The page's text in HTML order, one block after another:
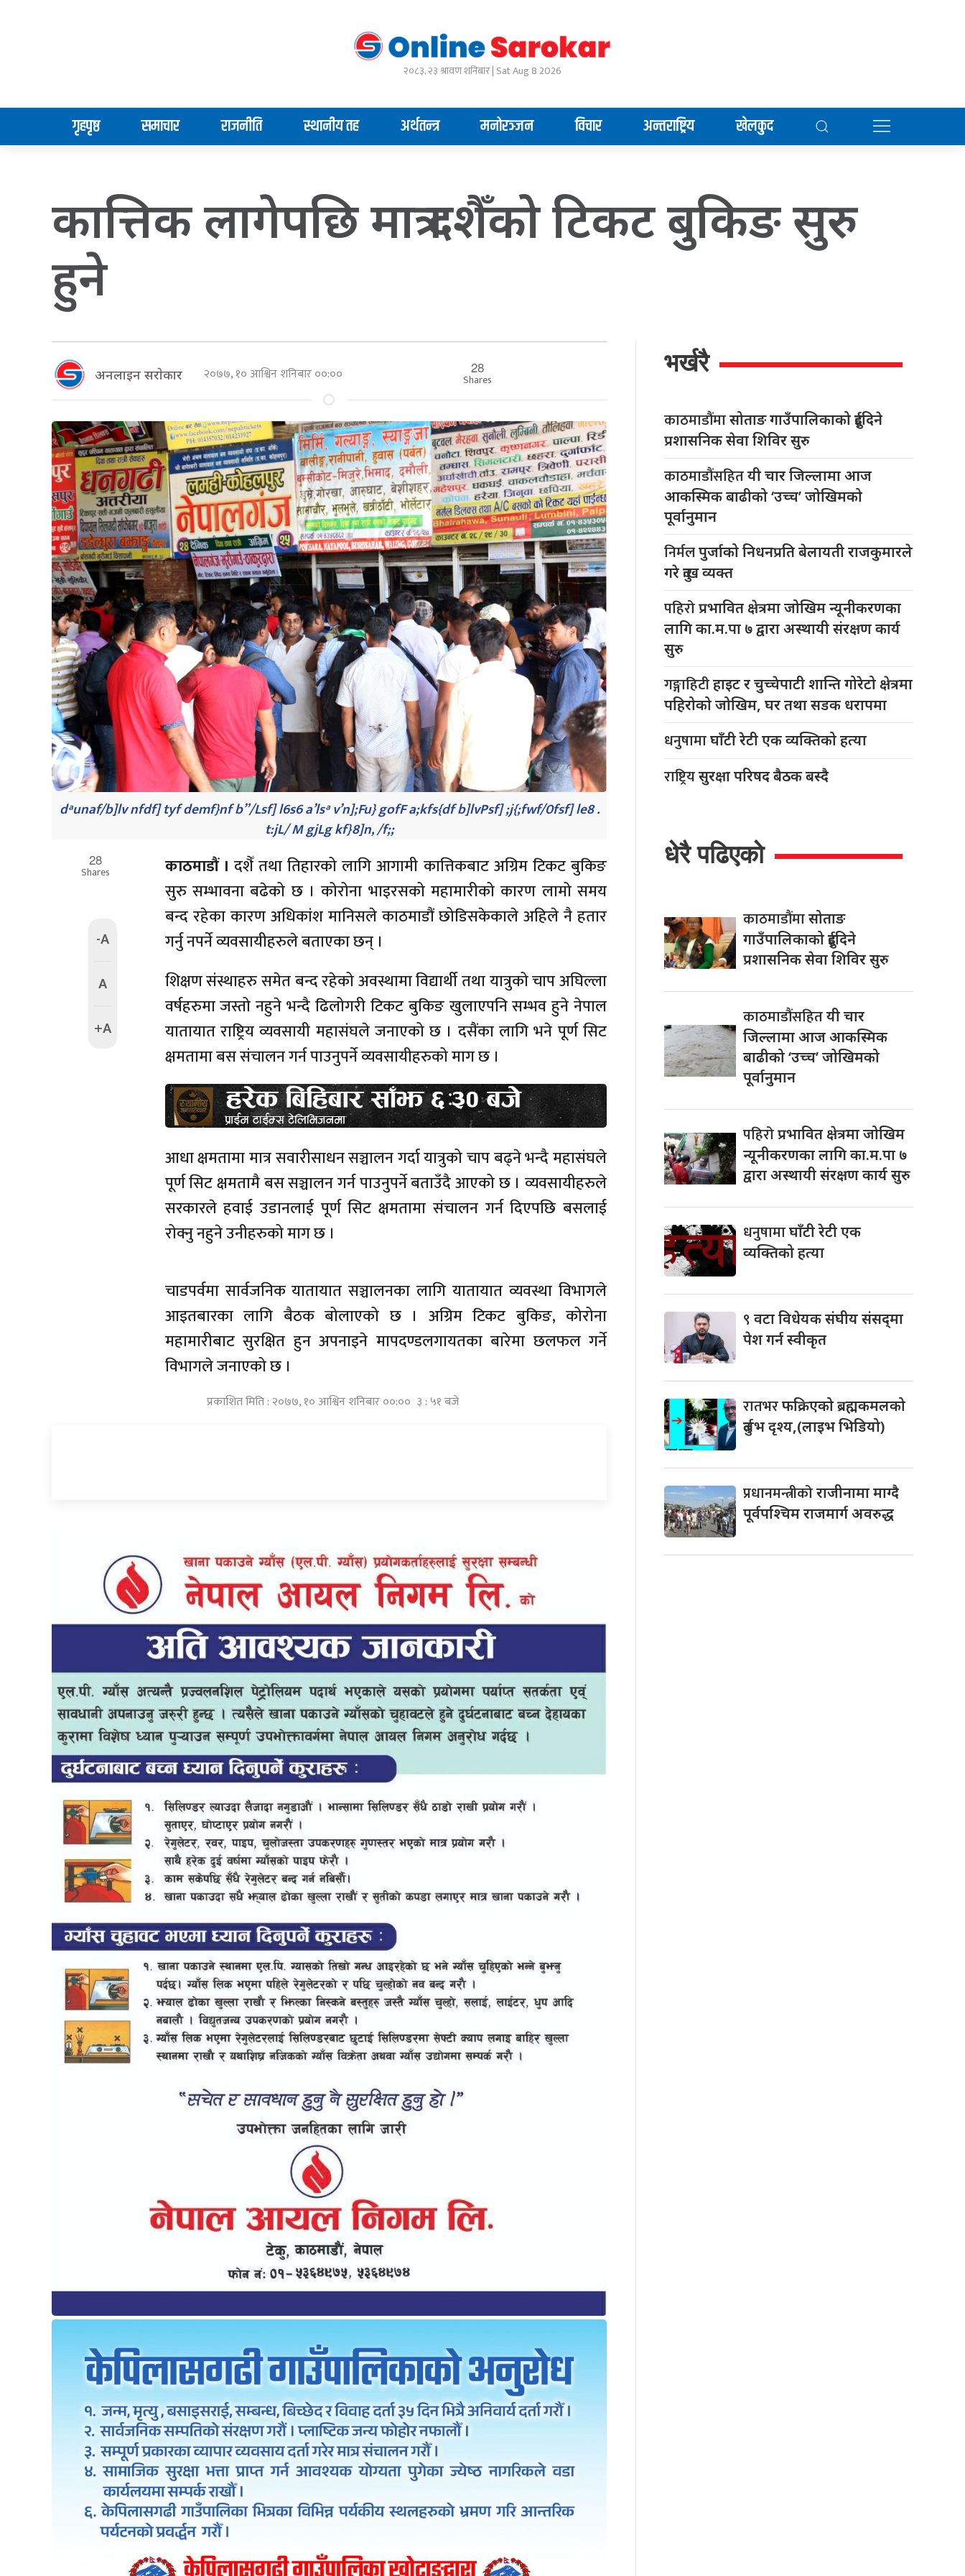
२०८३, २३ श्रावण शनिबार | Sat Aug 8 2026
गृहपृष्ठ समाचार राजनीति स्थानीय तह अर्थतन्त्र मनोरञ्जन विचार अन्तराष्ट्रिय खेलकुद
कात्तिक लागेपछि मात्र दशैँको टिकट बुकिङ सुरु
हुने
अनलाइन सराेकार २०७७, १० आश्विन शनिबार ००:०० 28
Shares
dªunaf/b]lv nfdf] tyf demf}nf b”/Lsf] l6s6 a’lsª v’n];Fu} gofF a;kfs{df b]lvPsf] ;j{;fwf/0fsf] le8 .
t:jL/ M gjLg kf}8]n, /f;;
28
Shares
-A
A
+A
काठमाडौं । दशैँ तथा तिहारको लागि आगामी कात्तिकबाट अग्रिम टिकट बुकिङ
सुरु सम्भावना बढेको छ । कोरोना भाइरसको महामारीको कारण लामो समय
बन्द रहेका कारण अधिकांश मानिसले काठमाडौं छोडिसकेकाले अहिले नै हतार
गर्नु नपर्ने व्यवसायीहरुले बताएका छन् ।
शिक्षण संस्थाहरु समेत बन्द रहेको अवस्थामा विद्यार्थी तथा यात्रुको चाप अघिल्ला
वर्षहरुमा जस्तो नहुने भन्दै ढिलोगरी टिकट बुकिङ खुलाएपनि सम्भव हुने नेपाल
यातायात राष्ट्रिय व्यवसायी महासंघले जनाएको छ । दसैंका लागि भने पूर्ण सिट
क्षमतामा बस संचालन गर्न पाउनुपर्ने व्यवसायीहरुको माग छ ।
आधा क्षमतामा मात्र सवारीसाधन सञ्चालन गर्दा यात्रुको चाप बढ्ने भन्दै महासंघले
पूर्ण सिट क्षमतामै बस सञ्चालन गर्न पाउनुपर्ने बताउँदै आएको छ । व्यवसायीहरुले
सरकारले हवाई उडानलाई पूर्ण सिट क्षमतामा संचालन गर्न दिएपछि बसलाई
रोक्नु नहुने उनीहरुको माग छ ।
चाडपर्वमा सार्वजनिक यातायात सञ्चालनका लागि यातायात व्यवस्था विभागले
आइतबारका लागि बैठक बोलाएको छ । अग्रिम टिकट बुकिङ, कोरोना
महामारीबाट सुरक्षित हुन अपनाइने मापदण्डलगायतका बारेमा छलफल गर्ने
विभागले जनाएको छ ।
प्रकाशित मिति : २०७७, १० आश्विन शनिबार ००:०० ३ : ५१ बजे
भर्खरै
काठमाडौंमासोताङ गाउँपालिकाको दुईदिने
प्रशासनिक सेवा शिविर सुरु
काठमाडौंसहितयी चार जिल्लामा आज
आकस्मिक बाढीको ‘उच्च’ जोखिमको
पूर्वानुमान
निर्मलपुर्जाको निधनप्रति बेलायती राजकुमारले
गरे दुःख व्यक्त
पहिरोप्रभावित क्षेत्रमा जोखिम न्यूनीकरणका
लागि का.म.पा ७ द्वारा अस्थायी संरक्षण कार्य
सुरु
गङ्गाहिटीहाइट र चुच्चेपाटी शान्ति गोरेटो क्षेत्रमा
पहिरोको जोखिम, घर तथा सडक धरापमा
धनुषामाघाँटी रेटी एक व्यक्तिको हत्या
राष्ट्रियसुरक्षा परिषद बैठक बस्दै
धेरै पढिएको
काठमाडौंमासोताङ
गाउँपालिकाको दुईदिने
प्रशासनिक सेवा शिविर सुरु
काठमाडौंसहितयी चार
जिल्लामा आज आकस्मिक
बाढीको ‘उच्च’ जोखिमको
पूर्वानुमान
पहिरोप्रभावित क्षेत्रमा जोखिम
न्यूनीकरणका लागि का.म.पा ७
द्वारा अस्थायी संरक्षण कार्य सुरु
धनुषामाघाँटी रेटी एक
व्यक्तिको हत्या
९वटा विधेयक संघीय संसद्‌मा
पेश गर्न स्वीकृत
रातभरफक्रिएको ब्रह्मकमलको
दुर्लभ दृश्य,(लाइभ भिडियो)
प्रधानमन्त्रीकोराजीनामा माग्दै
पूर्वपश्चिम राजमार्ग अवरुद्ध